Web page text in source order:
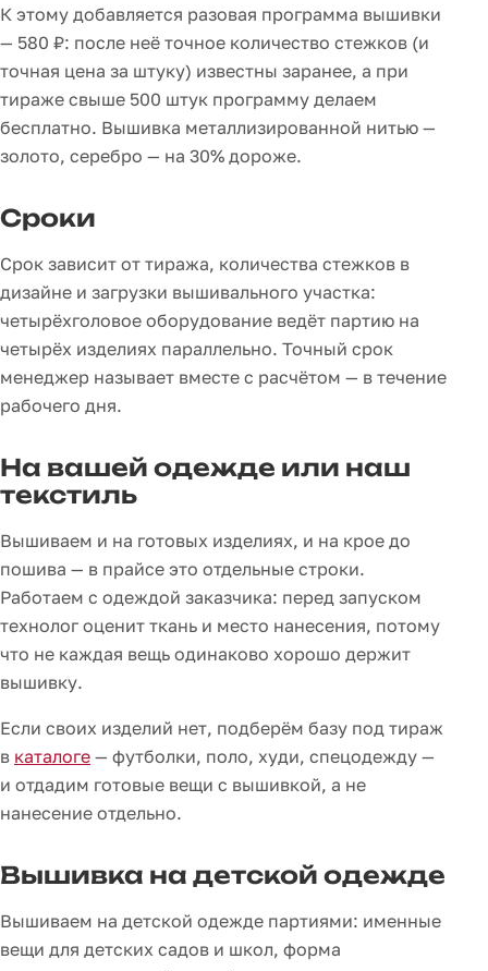
К этому добавляется разовая программа вышивки
— 580 ₽: после неё точное количество стежков (и
точная цена за штуку) известны заранее, а при
тираже свыше 500 штук программу делаем
бесплатно. Вышивка металлизированной нитью —
золото, серебро — на 30% дороже.
Сроки
Срок зависит от тиража, количества стежков в
дизайне и загрузки вышивального участка:
четырёхголовое оборудование ведёт партию на
четырёх изделиях параллельно. Точный срок
менеджер называет вместе с расчётом — в течение
рабочего дня.
На вашей одежде или наш
текстиль
Вышиваем и на готовых изделиях, и на крое до
пошива — в прайсе это отдельные строки.
Работаем с одеждой заказчика: перед запуском
технолог оценит ткань и место нанесения, потому
что не каждая вещь одинаково хорошо держит
вышивку.
Если своих изделий нет, подберём базу под тираж
в каталоге — футболки, поло, худи, спецодежду —
и отдадим готовые вещи с вышивкой, а не
нанесение отдельно.
Вышивка на детской одежде
Вышиваем на детской одежде партиями: именные
вещи для детских садов и школ, форма